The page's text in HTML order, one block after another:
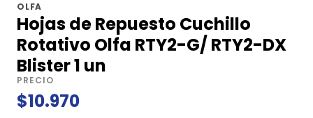
OLFA
Hojas de Repuesto Cuchillo
Rotativo Olfa RTY2-G/ RTY2-DX
Blister 1 un
PRECIO
$10.970